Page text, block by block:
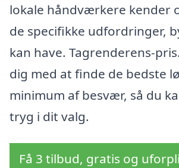
lokale håndværkere kender
de specifikke udfordringer,
kan have. Tagrenderens-
dig med at finde de bedste
minimum af besvær, så du
tryg i dit valg.
Få 3 tilbud, gratis og